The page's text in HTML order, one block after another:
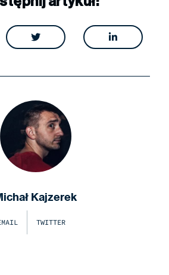
 
Kajzerek
TWITTER